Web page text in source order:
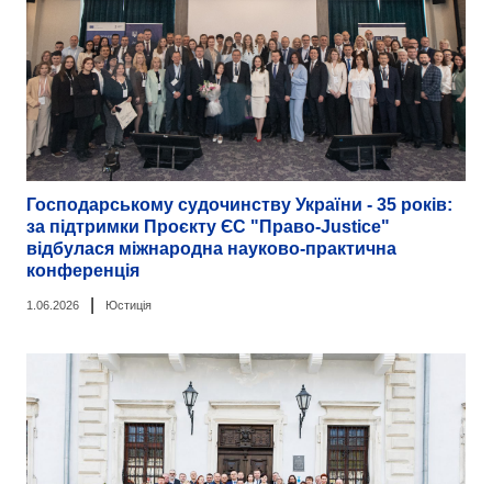
Господарському судочинству України - 35 років:
за підтримки Проєкту ЄС "Право-Justice"
відбулася міжнародна науково-практична
конференція
1.06.2026 Юстиція